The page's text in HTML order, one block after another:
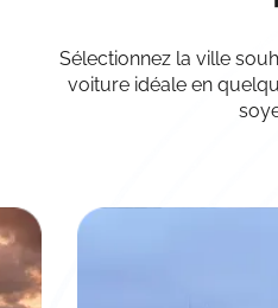
Sélectionnez la ville
voiture idéale en